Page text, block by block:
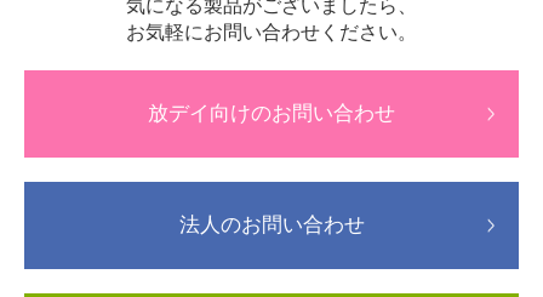
気になる製品がございましたら、
お気軽にお問い合わせください。
放デイ向けのお問い合わせ
法人のお問い合わせ